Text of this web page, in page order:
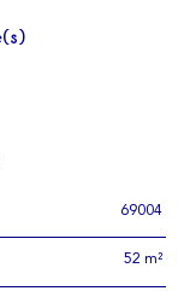
69004
52 m²